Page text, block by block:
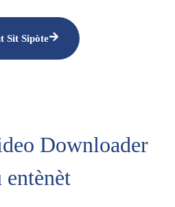
Sit Sipòte
Downloader
entènèt